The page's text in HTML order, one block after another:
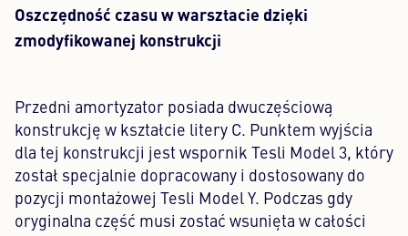
Oszczędność czasu w warsztacie dzięki
zmodyfikowanej konstrukcji
Przedni amortyzator posiada dwuczęściową
konstrukcję w kształcie litery C. Punktem wyjścia
dla tej konstrukcji jest wspornik Tesli Model 3, który
został specjalnie dopracowany i dostosowany do
pozycji montażowej Tesli Model Y. Podczas gdy
oryginalna część musi zostać wsunięta w całości